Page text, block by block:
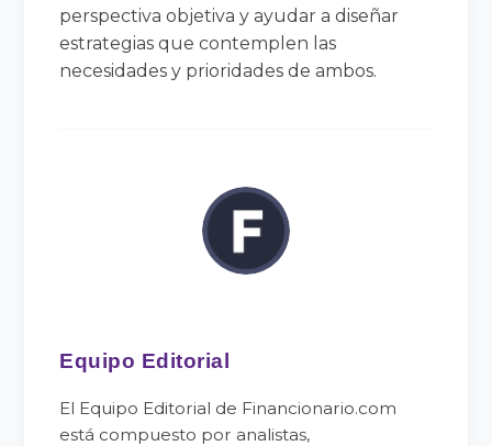
perspectiva objetiva y ayudar a diseñar
estrategias que contemplen las
necesidades y prioridades de ambos.
Equipo Editorial
El Equipo Editorial de Financionario.com
está compuesto por analistas,